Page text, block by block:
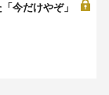
今だけやぞ」